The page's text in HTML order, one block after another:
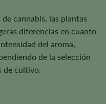
cannabis, las plantas
diferencias en cuanto
del aroma,
de la selección
de cultivo.